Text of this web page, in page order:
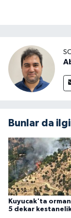
Bunlar da
Kuyucak'ta orman
5 dekar